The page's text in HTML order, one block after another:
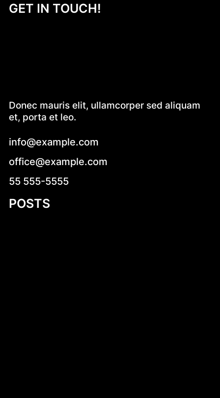
GET IN TOUCH!
Donec mauris elit, ullamcorper sed aliquam
et, porta et leo.
info@example.com
office@example.com
55 555-5555
POSTS